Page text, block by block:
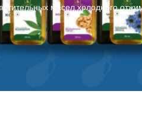
масел холодного